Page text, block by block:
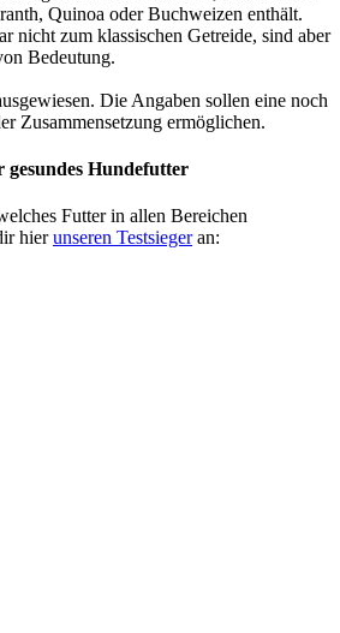
Quinoa oder Buchweizen enthält.
nicht zum klassischen Getreide, sind aber
Bedeutung.
Die Angaben sollen eine noch
Zusammensetzung ermöglichen.
gesundes Hundefutter
Futter in allen Bereichen
hierunseren Testsiegeran: